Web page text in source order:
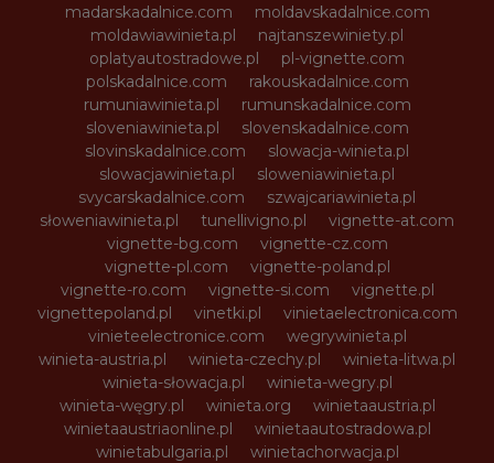
madarskadalnice.com
moldavskadalnice.com
moldawiawinieta.pl
najtanszewiniety.pl
oplatyautostradowe.pl
pl-vignette.com
polskadalnice.com
rakouskadalnice.com
rumuniawinieta.pl
rumunskadalnice.com
sloveniawinieta.pl
slovenskadalnice.com
slovinskadalnice.com
slowacja-winieta.pl
slowacjawinieta.pl
sloweniawinieta.pl
svycarskadalnice.com
szwajcariawinieta.pl
słoweniawinieta.pl
tunellivigno.pl
vignette-at.com
vignette-bg.com
vignette-cz.com
vignette-pl.com
vignette-poland.pl
vignette-ro.com
vignette-si.com
vignette.pl
vignettepoland.pl
vinetki.pl
vinietaelectronica.com
vinieteelectronice.com
wegrywinieta.pl
winieta-austria.pl
winieta-czechy.pl
winieta-litwa.pl
winieta-słowacja.pl
winieta-wegry.pl
winieta-węgry.pl
winieta.org
winietaaustria.pl
winietaaustriaonline.pl
winietaautostradowa.pl
winietabulgaria.pl
winietachorwacja.pl